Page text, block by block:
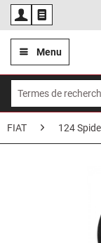
Menu
FIAT 124